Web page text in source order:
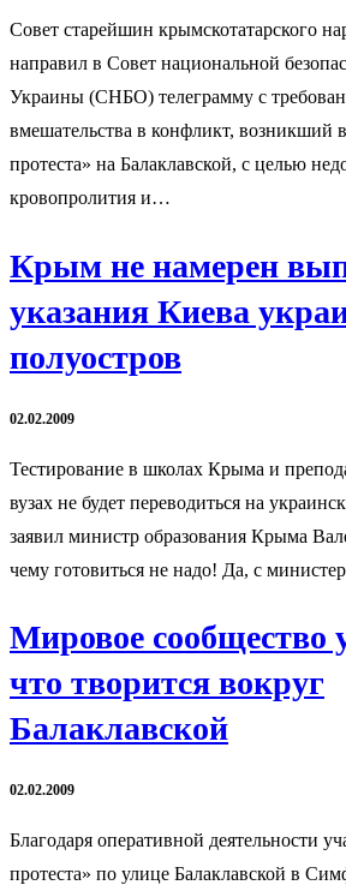
Совет старейшин крымскотатарского
направил в Совет национальной
Украины (СНБО) телеграмму с
вмешательства в конфликт, возникший
протеста» на Балаклавской, с целью
кровопролития и…
Крым не намерен
указания Киева
полуостров
02.02.2009
Тестирование в школах Крыма и
вузах не будет переводиться на
заявил министр образования Крыма
чему готовиться не надо! Да, с
Мировое сообщество
что творится вокруг
Балаклавской
02.02.2009
Благодаря оперативной деятельности
протеста» по улице Балаклавской в